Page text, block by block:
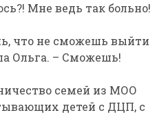
Мне ведь так больно!
что не сможешь выйти
Ольга. – Сможешь!
семей из МОО
детей с ДЦП, с